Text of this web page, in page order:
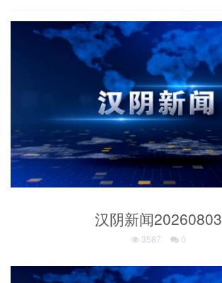
汉阴新闻20260803
3587 0